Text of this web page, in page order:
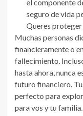
el componente
seguro de vida
Queres
Muchas personas
financieramente o
fallecimiento.
hasta ahora, nunca
futuro financiero.
perfecto para
para vos y tu familia.